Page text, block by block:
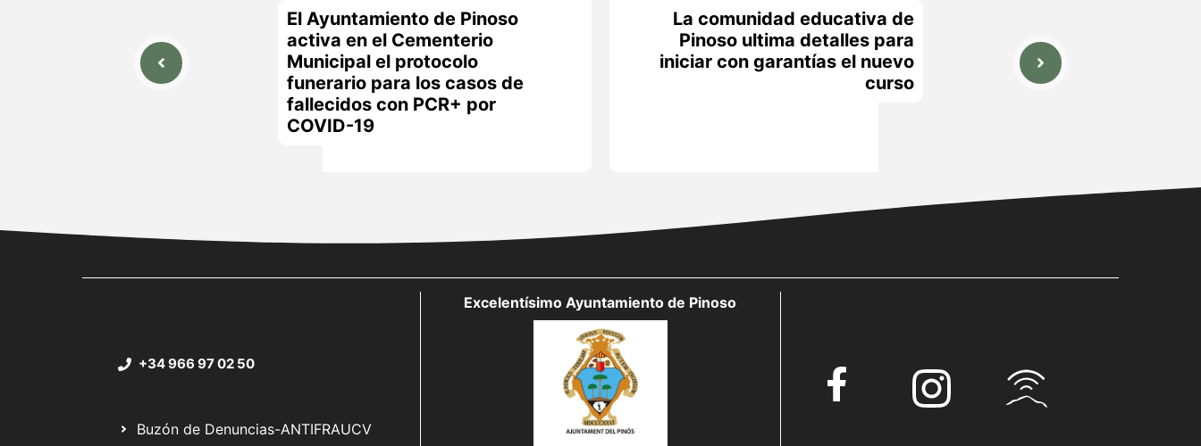
El Ayuntamiento de Pinoso
activa en el Cementerio
Municipal el protocolo
funerario para los casos de
fallecidos con PCR+ por
COVID-19
La comunidad educativa de
Pinoso ultima detalles para
iniciar con garantías el nuevo
curso
+34 966 97 02 50
Buzón de Denuncias-ANTIFRAUCV
Excelentísimo Ayuntamiento de Pinoso